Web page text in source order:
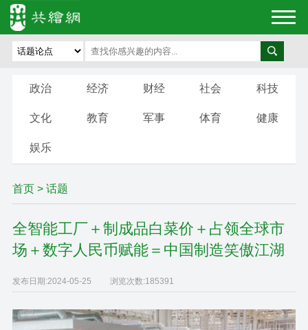
政治 经济 财经 社会 科技
文化 教育 军事 体育 健康
娱乐
首页> 话题
全智能工厂＋制成品白菜价＋占领全球市
场＋数字人民币赋能＝中国制造笑傲江湖
发布日期:2024-05-25 浏览次数:185391